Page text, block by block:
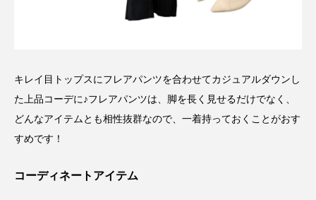
キレイ目トップスにフレアパンツを合わせてカジュアルダウンし
た上品コーデに♪フレアパンツは、脚を長く見せるだけでなく、
どんなアイテムとも相性抜群なので、一着持っておくことがおす
すめです！
コーディネートアイテム